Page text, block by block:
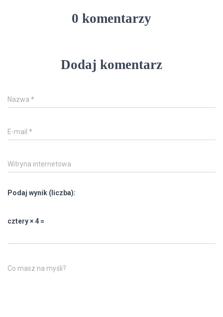
0 komentarzy
Dodaj komentarz
Nazwa *
E-mail *
Witryna internetowa
Podaj wynik (liczba):
cztery × 4 =
Co masz na myśli?